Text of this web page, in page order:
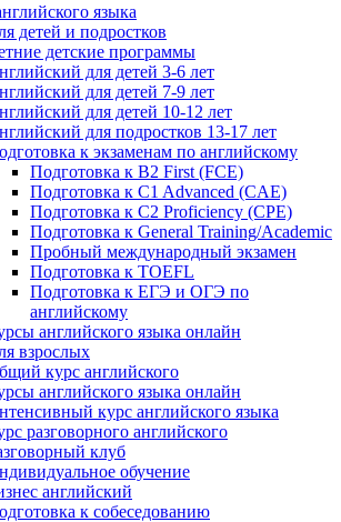
языка
детей и подростков
детские программы
для детей 3-6 лет
для детей 7-9 лет
для детей 10-12 лет
для подростков 13-17 лет
к экзаменам по английскому
Подготовка к B2 First (FCE)
Подготовка к C1 Advanced (CAE)
Подготовка к C2 Proficiency (CPE)
Подготовка к General Training/Academic
Пробный международный экзамен
Подготовка к TOEFL
Подготовка к ЕГЭ и ОГЭ по
английскому
английского языка онлайн
взрослых
курс английского
английского языка онлайн
курс английского языка
разговорного английского
клуб
обучение
английский
к собеседованию